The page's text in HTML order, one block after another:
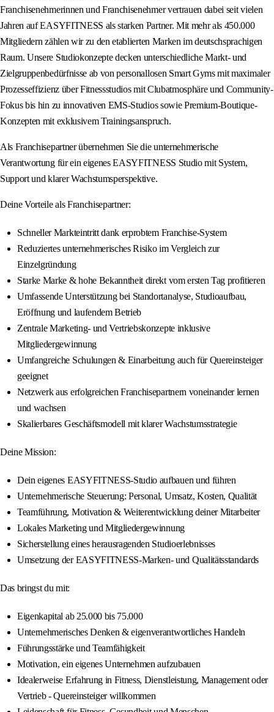
Franchisenehmerinnen und Franchisenehmer vertrauen dabei seit vielen
Jahren auf EASYFITNESS als starken Partner. Mit mehr als 450.000
Mitgliedern zählen wir zu den etablierten Marken im deutschsprachigen
Raum. Unsere Studiokonzepte decken unterschiedliche Markt- und
Zielgruppenbedürfnisse ab von personallosen Smart Gyms mit maximaler
Prozesseffizienz über Fitnessstudios mit Clubatmosphäre und Community-
Fokus bis hin zu innovativen EMS-Studios sowie Premium-Boutique-
Konzepten mit exklusivem Trainingsanspruch.
Als Franchisepartner übernehmen Sie die unternehmerische
Verantwortung für ein eigenes EASYFITNESS Studio mit System,
Support und klarer Wachstumsperspektive.
Deine Vorteile als Franchisepartner:
Schneller Markteintritt dank erprobtem Franchise-System
Reduziertes unternehmerisches Risiko im Vergleich zur
Einzelgründung
Starke Marke & hohe Bekanntheit direkt vom ersten Tag profitieren
Umfassende Unterstützung bei Standortanalyse, Studioaufbau,
Eröffnung und laufendem Betrieb
Zentrale Marketing- und Vertriebskonzepte inklusive
Mitgliedergewinnung
Umfangreiche Schulungen & Einarbeitung auch für Quereinsteiger
geeignet
Netzwerk aus erfolgreichen Franchisepartnern voneinander lernen
und wachsen
Skalierbares Geschäftsmodell mit klarer Wachstumsstrategie
Deine Mission:
Dein eigenes EASYFITNESS-Studio aufbauen und führen
Unternehmerische Steuerung: Personal, Umsatz, Kosten, Qualität
Teamführung, Motivation & Weiterentwicklung deiner Mitarbeiter
Lokales Marketing und Mitgliedergewinnung
Sicherstellung eines herausragenden Studioerlebnisses
Umsetzung der EASYFITNESS-Marken- und Qualitätsstandards
Das bringst du mit:
Eigenkapital ab 25.000 bis 75.000
Unternehmerisches Denken & eigenverantwortliches Handeln
Führungsstärke und Teamfähigkeit
Motivation, ein eigenes Unternehmen aufzubauen
Idealerweise Erfahrung in Fitness, Dienstleistung, Management oder
Vertrieb - Quereinsteiger willkommen